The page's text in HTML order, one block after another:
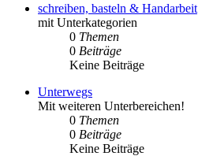
schreiben, basteln & Handarbeit
mit Unterkategorien
0 Themen
0 Beiträge
Keine Beiträge
Unterwegs
Mit weiteren Unterbereichen!
0 Themen
0 Beiträge
Keine Beiträge